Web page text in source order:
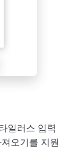
일러스 입력
오기를 지원